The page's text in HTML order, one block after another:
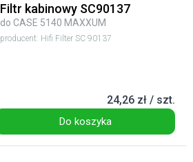
Filtr kabinowy SC90137
do CASE 5140 MAXXUM
producent: Hifi Filter SC 90137
24,26 zł / szt.
Do koszyka